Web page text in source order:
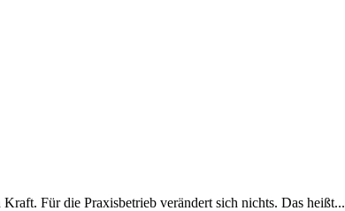
Für die Praxisbetrieb verändert sich nichts. Das heißt...